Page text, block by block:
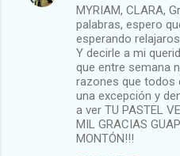
MYRIAM, CLARA,
palabras, espero
esperando
Y decirle a mi
que entre semana
razones que todos
una excepción y
a ver TU PASTEL
MIL GRACIAS
MONTÓN!!!